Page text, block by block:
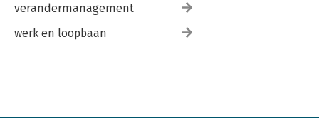
verandermanagement
werk en loopbaan